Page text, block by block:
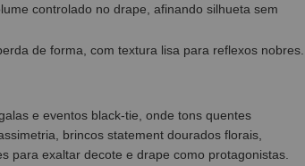
controlado no drape, afinando silhueta sem
de forma, com textura lisa para reflexos nobres.
e eventos black-tie, onde tons quentes
brincos statement dourados florais,
para exaltar decote e drape como protagonistas.